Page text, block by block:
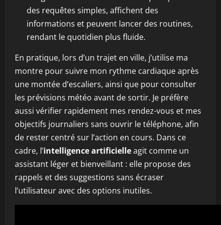
des requêtes simples, affichent des
informations et peuvent lancer des routines,
rendant le quotidien plus fluide.
En pratique, lors d’un trajet en ville, j’utilise ma
montre pour suivre mon rythme cardiaque après
une montée d’escaliers, ainsi que pour consulter
les prévisions météo avant de sortir. Je préfère
aussi vérifier rapidement mes rendez-vous et mes
objectifs journaliers sans ouvrir le téléphone, afin
de rester centré sur l’action en cours. Dans ce
cadre, l’intelligence artificielleagit comme un
assistant léger et bienveillant : elle propose des
rappels et des suggestions sans écraser
l’utilisateur avec des options inutiles.